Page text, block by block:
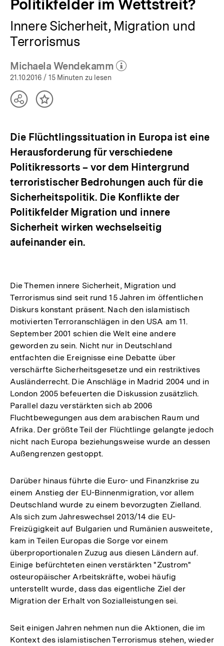
Politikfelder im Wettstreit?
Innere Sicherheit, Migration und
Terrorismus
Michaela Wendekamm
(Mehr zum Autor)
21.10.2016 / 15 Minuten zu lesen
TeilenInhalt
Die Flüchtlingssituation in Europa ist eine
Herausforderung für verschiedene
Politikressorts – vor dem Hintergrund
terroristischer Bedrohungen auch für die
Sicherheitspolitik. Die Konflikte der
Politikfelder Migration und innere
Sicherheit wirken wechselseitig
aufeinander ein.
Die Themen innere Sicherheit, Migration und
Terrorismus sind seit rund 15 Jahren im öffentlichen
Diskurs konstant präsent. Nach den islamistisch
motivierten Terroranschlägen in den USA am 11.
September 2001 schien die Welt eine andere
geworden zu sein. Nicht nur in Deutschland
entfachten die Ereignisse eine Debatte über
verschärfte Sicherheitsgesetze und ein restriktives
Ausländerrecht. Die Anschläge in Madrid 2004 und in
London 2005 befeuerten die Diskussion zusätzlich.
Parallel dazu verstärkten sich ab 2006
Fluchtbewegungen aus dem arabischen Raum und
Afrika. Der größte Teil der Flüchtlinge gelangte jedoch
nicht nach Europa beziehungsweise wurde an dessen
Außengrenzen gestoppt.
Darüber hinaus führte die Euro- und Finanzkrise zu
einem Anstieg der EU-Binnenmigration, vor allem
Deutschland wurde zu einem bevorzugten Zielland.
Als sich zum Jahreswechsel 2013/14 die EU-
Freizügigkeit auf Bulgarien und Rumänien ausweitete,
kam in Teilen Europas die Sorge vor einem
überproportionalen Zuzug aus diesen Ländern auf.
Einige befürchteten einen verstärkten "Zustrom"
osteuropäischer Arbeitskräfte, wobei häufig
unterstellt wurde, dass das eigentliche Ziel der
Migration der Erhalt von Sozialleistungen sei.
Seit einigen Jahren nehmen nun die Aktionen, die im
Kontext des islamistischen Terrorismus stehen, wieder